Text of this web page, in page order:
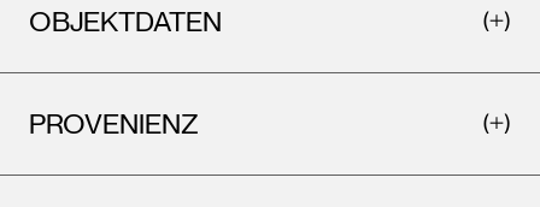
OBJEKTDATEN
PROVENIENZ